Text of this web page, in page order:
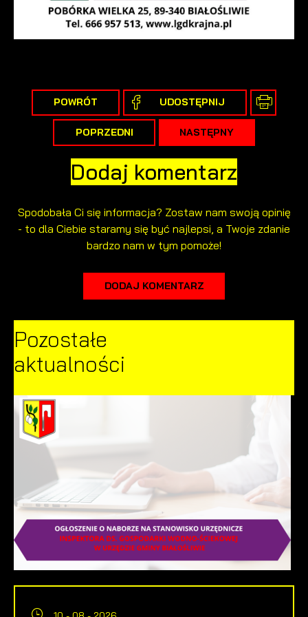
POWRÓT UDOSTĘPNIJ
POPRZEDNI NASTĘPNY
Dodaj komentarz
Spodobała Ci się informacja? Zostaw nam swoją opinię
- to dla Ciebie staramy się być najlepsi, a Twoje zdanie
bardzo nam w tym pomoże!
DODAJ KOMENTARZ
Pozostałe
aktualności